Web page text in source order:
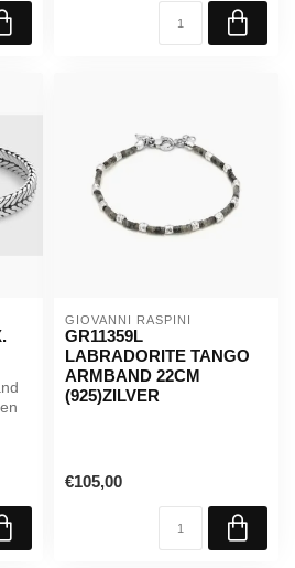
GIOVANNI RASPINI
GR11359L
LABRADORITE TANGO
ARMBAND 22CM
(925)ZILVER
€105,00